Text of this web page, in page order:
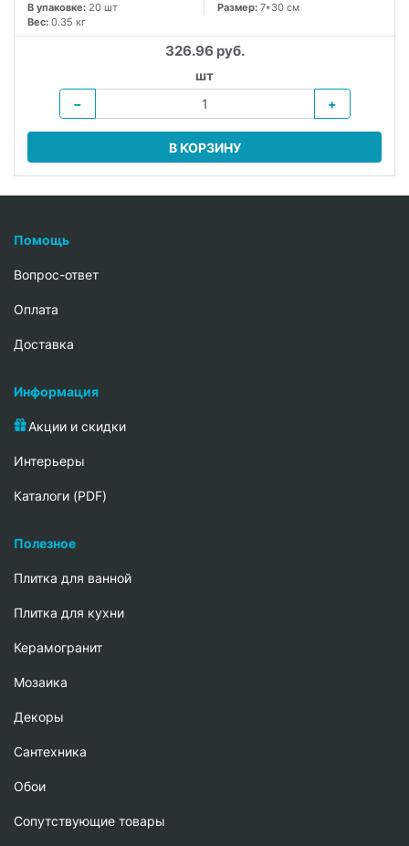
В упаковке: 20 шт Размер: 7*30 см
Вес: 0.35 кг
326.96 руб.
шт
−
+
В КОРЗИНУ
Помощь
Вопрос-ответ
Oплата
Доставка
Информация
Акции и скидки
Интерьеры
Каталоги (PDF)
Полезное
Плитка для ванной
Плитка для кухни
Керамогранит
Мозаика
Декоры
Сантехника
Обои
Сопутствующие товары